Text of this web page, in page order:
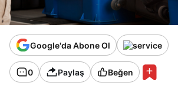
Google'da Abone Ol
0 Paylaş Beğen